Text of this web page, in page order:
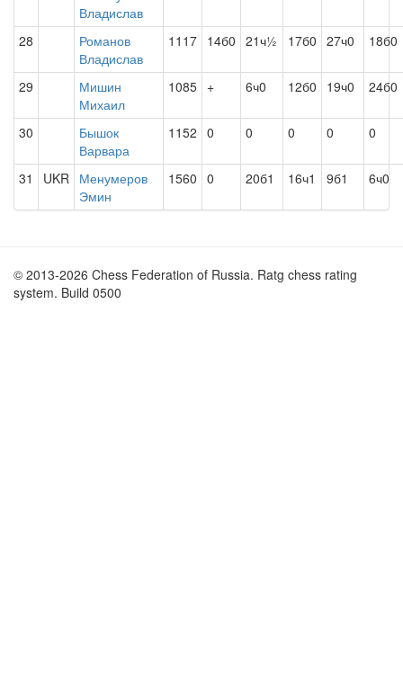
Владислав
28
Романов
Владислав
1117 14б0 21ч½ 17б0 27ч0 18б0
29
Мишин
Михаил
1085 + 6ч0 12б0 19ч0 24б0
30
Бышок
Варвара
1152 0 0 0 0 0
31 UKR Менумеров
Эмин
1560 0 20б1 16ч1 9б1 6ч0
© 2013-2026 Chess Federation of Russia. Ratg chess rating
system. Build 0500